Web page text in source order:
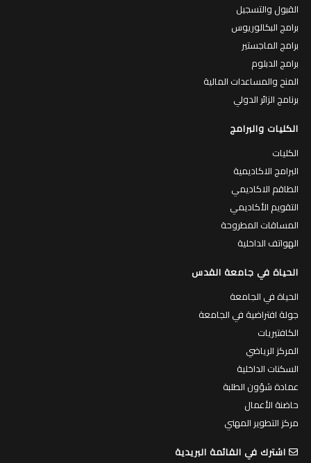
القبول والتسجيل
برامج البكالوريوس
برامج الماجستير
برامج الدبلوم
المنح والمساعدات المالية
برنامج الزائر الدولي
الكليات والبرامج
الكليات
البرامج الاكاديمية
الطاقم الاكاديمي
التقويم الأكاديمي
المساقات المطروحة
الهواتف الداخلية
الحياة في جامعة القدس
الحياة في الجامعة
جولة افتراضية في الجامعة
الكافتيريات
المركز الرياضي
السكنات الداخلية
عمادة شؤون الطلبة
حاضنة الأعمال
مركز التطوير المهني
اشترك في القائمة البريدية